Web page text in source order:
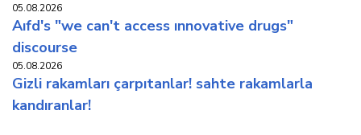
05.08.2026
aifd's "we can't access innovative drugs"
discourse
05.08.2026
gi̇zli̇ rakamlari çarpitanlar! sahte rakamlarla
kandiranlar!